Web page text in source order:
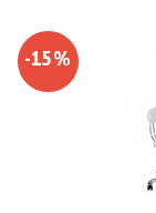
-15%